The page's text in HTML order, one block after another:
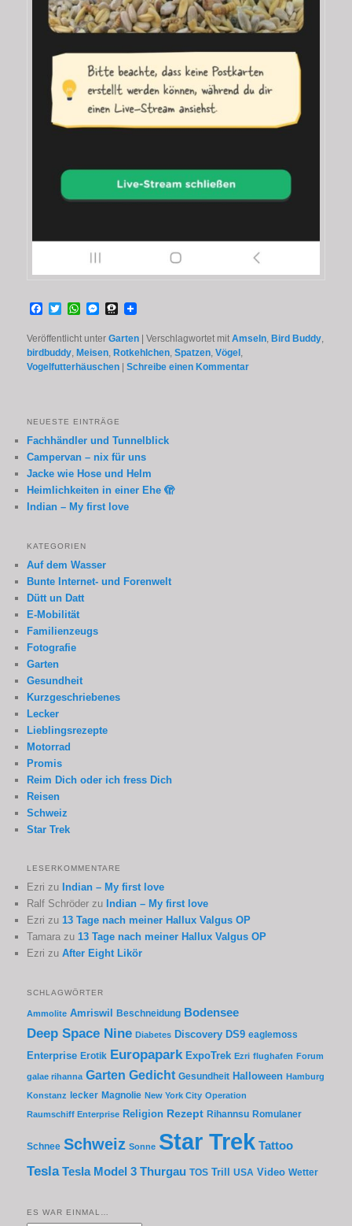
Facebook
TwitterWhatsApp
Messenger
Threema
Veröffentlicht unter Garten |Verschlagwortet mit Amseln ,Bird Buddy
birdbuddy ,Meisen ,Rotkehlchen ,Spatzen ,Vögel
Vogelfutterhäuschen |Schreibe einen Kommentar
NEUESTE EINTRÄGE
Fachhändler und Tunnelblick
Campervan – nix für uns
Jacke wie Hose und Helm
Heimlichkeiten in einer Ehe 🫣
Indian – My first love
KATEGORIEN
Auf dem Wasser
Bunte Internet- und Forenwelt
Dütt un Datt
E-Mobilität
Familienzeugs
Fotografie
Garten
Gesundheit
Kurzgeschriebenes
Lecker
Lieblingsrezepte
Motorrad
Promis
Reim Dich oder ich fress Dich
Reisen
Schweiz
Star Trek
LESERKOMMENTARE
Ezri zu Indian – My first love
Ralf Schröder zu Indian – My first love
Ezri zu13 Tage nach meiner Hallux Valgus OP
Tamara zu13 Tage nach meiner Hallux Valgus OP
Ezri zuAfter Eight Likör
SCHLAGWÖRTER
Ammolite Amriswil Beschneidung Bodensee
Deep Space Nine Diabetes Discovery DS9 eaglemoss
Enterprise Erotik Europapark ExpoTrek Ezri flughafen Forum
galae rihanna Garten Gedicht Gesundheit Halloween Hamburg
Konstanz lecker Magnolie New York City Operation
Raumschiff Enterprise Religion Rezept Rihannsu Romulaner
Schnee Schweiz Sonne Star Trek Tattoo
Tesla Tesla Model 3 Thurgau TOS Trill USA Video Wetter
ES WAR EINMAL…